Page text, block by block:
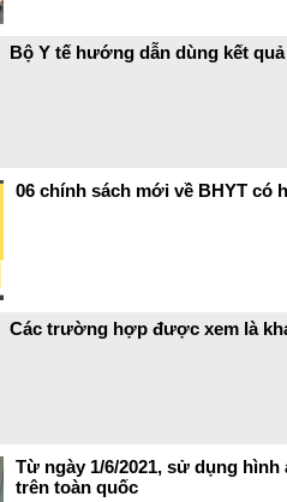
Bộ Y tế hướng dẫn dùng kết
06 chính sách mới về BHYT có
Các trường hợp được xem là
Từ ngày 1/6/2021, sử dụng
trên toàn quốc